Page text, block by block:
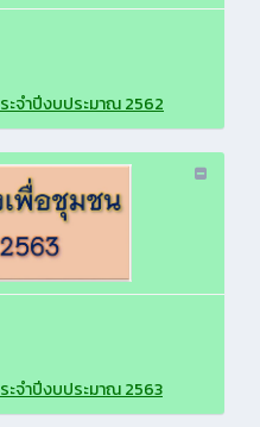
ะจำปีงบประมาณ 2562
ะจำปีงบประมาณ 2563